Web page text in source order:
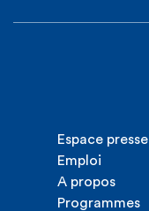
Espace presse
Emploi
A propos
Programmes